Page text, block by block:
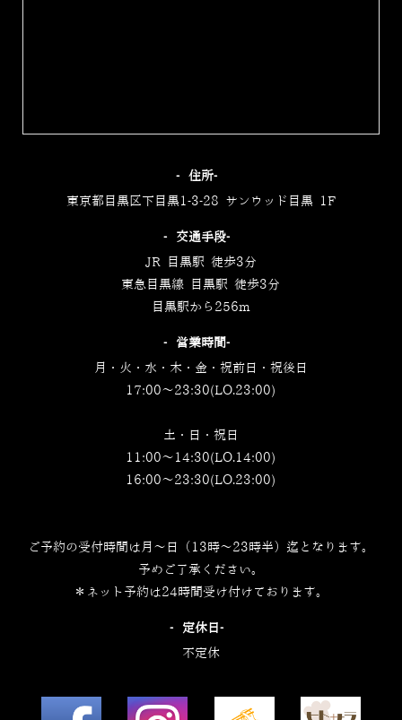
‐住所‐
東京都目黒区下目黒1-3-28 サンウッド目黒 1F
‐交通手段‐
JR 目黒駅 徒歩3分
東急目黒線 目黒駅 徒歩3分
目黒駅から256m
‐営業時間‐
月・火・水・木・金・祝前日・祝後日
17:00～23:30(LO.23:00)
土・日・祝日
11:00～14:30(LO.14:00)
16:00～23:30(LO.23:00)
ご予約の受付時間は月～日（13時～23時半）迄となります。
予めご了承ください。
＊ネット予約は24時間受け付けております。
‐定休日‐
不定休